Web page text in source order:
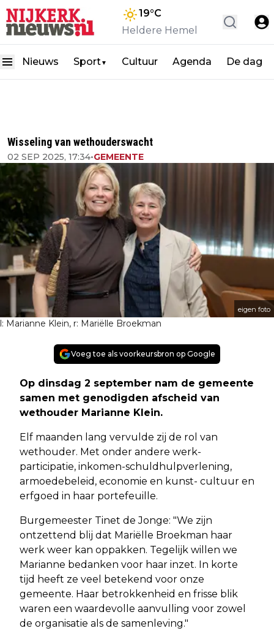
19°C
Heldere Hemel
Nieuws Sport▼ Cultuur Agenda De dag
Wisseling van wethouderswacht
02 SEP 2025, 17:34•GEMEENTE
eigen foto
l: Marianne Klein, r: Mariëlle Broekman
Voeg toe als voorkeursbron op Google
Op dinsdag 2 september nam de gemeente
samen met genodigden afscheid van
wethouder Marianne Klein.
Elf maanden lang vervulde zij de rol van
wethouder. Met onder andere werk-
participatie, inkomen-schuldhulpverlening,
armoedebeleid, economie en kunst- cultuur en
erfgoed in haar portefeuille.
Burgemeester Tinet de Jonge: "We zijn
ontzettend blij dat Mariëlle Broekman haar
werk weer kan oppakken. Tegelijk willen we
Marianne bedanken voor haar inzet. In korte
tijd heeft ze veel betekend voor onze
gemeente. Haar betrokkenheid en frisse blik
waren een waardevolle aanvulling voor zowel
de organisatie als de samenleving."